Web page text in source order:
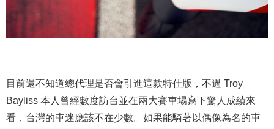
目前還不知道總代理是否會引進這款特仕版，不過 Troy
Bayliss 本人曾經數度訪台並在兩大賽車場寫下驚人成績來
看，台灣的車迷應該不在少數。如果能騎著以偶像為名的車